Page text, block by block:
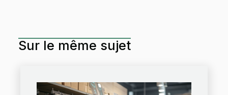
Sur le même sujet